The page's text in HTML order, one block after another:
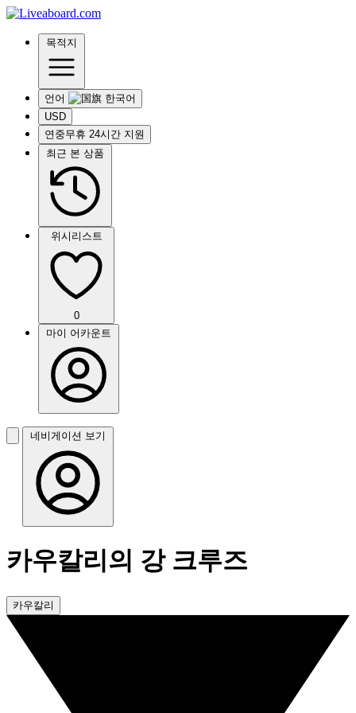
목적지
언어
USD
연중무휴 24시간 지원
최근 본 상품
위시리스트
0
마이 어카운트
네비게이션 보기
카우칼리의 강 크루즈
카우칼리